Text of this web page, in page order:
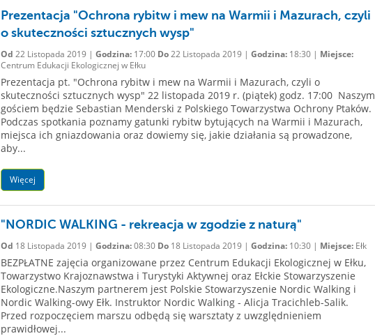
Prezentacja "Ochrona rybitw i mew na Warmii i Mazurach, czyli
o skuteczności sztucznych wysp"
Od 22 Listopada 2019 | Godzina:17:00 Do22 Listopada 2019 | Godzina:18:30 | Miejsce:
Centrum Edukacji Ekologicznej w Ełku
Prezentacja pt. "Ochrona rybitw i mew na Warmii i Mazurach, czyli o
skuteczności sztucznych wysp" 22 listopada 2019 r. (piątek) godz. 17:00 Naszym
gościem będzie Sebastian Menderski z Polskiego Towarzystwa Ochrony Ptaków.
Podczas spotkania poznamy gatunki rybitw bytujących na Warmii i Mazurach,
miejsca ich gniazdowania oraz dowiemy się, jakie działania są prowadzone,
aby...
Więcej
"NORDIC WALKING - rekreacja w zgodzie z naturą"
Od 18 Listopada 2019 | Godzina:08:30 Do18 Listopada 2019 | Godzina:10:30 | Miejsce:Ełk
BEZPŁATNE zajęcia organizowane przez Centrum Edukacji Ekologicznej w Ełku,
Towarzystwo Krajoznawstwa i Turystyki Aktywnej oraz Ełckie Stowarzyszenie
Ekologiczne.Naszym partnerem jest Polskie Stowarzyszenie Nordic Walking i
Nordic Walking-owy Ełk. Instruktor Nordic Walking - Alicja Tracichleb-Salik.
Przed rozpoczęciem marszu odbędą się warsztaty z uwzględnieniem
prawidłowej...